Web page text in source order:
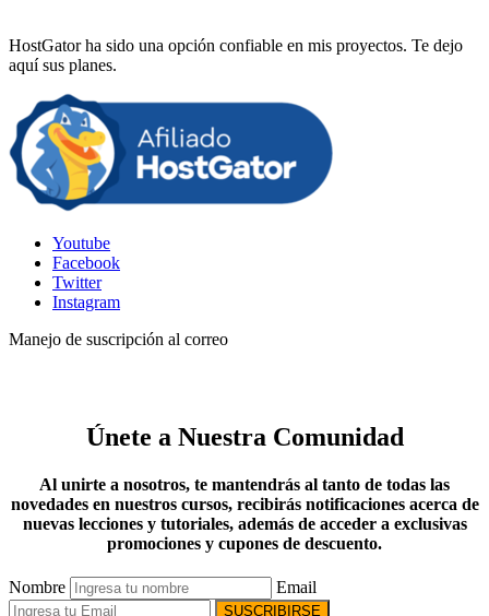
HostGator ha sido una opción confiable en mis proyectos. Te dejo
aquí sus planes.
Youtube
Facebook
Twitter
Instagram
Manejo de suscripción al correo
Únete a Nuestra Comunidad
Al unirte a nosotros, te mantendrás al tanto de todas las
novedades en nuestros cursos, recibirás notificaciones acerca de
nuevas lecciones y tutoriales, además de acceder a exclusivas
promociones y cupones de descuento.
Nombre Email
SUSCRIBIRSE